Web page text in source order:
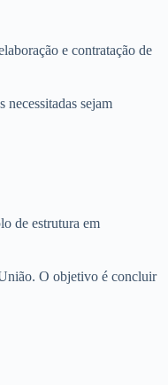
e contratação de
sejam
de estrutura em
O objetivo é concluir